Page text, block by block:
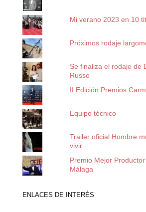
Mi verano 2023 en 10
Próximos rodaje
Se finaliza el rodaje de
Russo
II Edición Premios
Equipo técnico
Trailer oficial Hombre
vivir
Premio Mejor
Málaga
ENLACES DE INTERÉS